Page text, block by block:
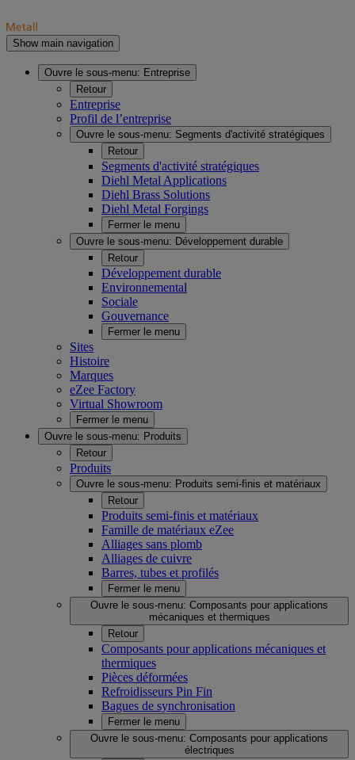
Show main navigation
Ouvre le sous-menu: Entreprise
Retour
Entreprise
Profil de l’entreprise
Ouvre le sous-menu: Segments d'activité stratégiques
Retour
Segments d'activité stratégiques
Diehl Metal Applications
Diehl Brass Solutions
Diehl Metal Forgings
Fermer le menu
Ouvre le sous-menu: Développement durable
Retour
Développement durable
Environnemental
Sociale
Gouvernance
Fermer le menu
Sites
Histoire
Marques
eZee Factory
Virtual Showroom
Fermer le menu
Ouvre le sous-menu: Produits
Retour
Produits
Ouvre le sous-menu: Produits semi-finis et matériaux
Retour
Produits semi-finis et matériaux
Famille de matériaux eZee
Alliages sans plomb
Alliages de cuivre
Barres, tubes et profilés
Fermer le menu
Ouvre le sous-menu: Composants pour applications
mécaniques et thermiques
Retour
Composants pour applications mécaniques et
thermiques
Pièces déformées
Refroidisseurs Pin Fin
Bagues de synchronisation
Fermer le menu
Ouvre le sous-menu: Composants pour applications
électriques